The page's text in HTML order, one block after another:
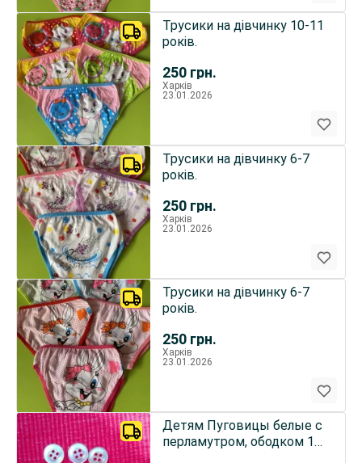
250 грн.
Трусики на дівчинку 10-11
років.
Харків
23.01.2026
250 грн.
Трусики на дівчинку 6-7
років.
Харків
23.01.2026
250 грн.
Трусики на дівчинку 6-7
років.
Харків
23.01.2026
Детям Пуговицы белые с
перламутром, ободком 11